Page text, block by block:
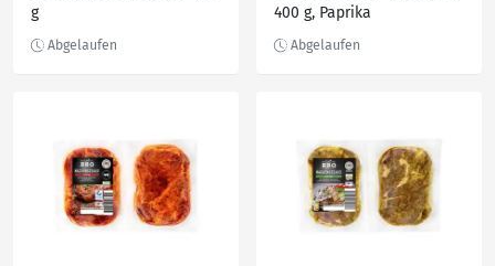
g
400 g, Paprika